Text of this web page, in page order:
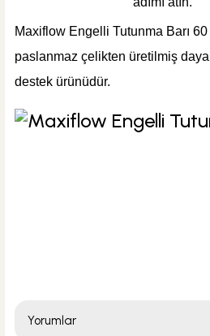
Maxiflow Engelli Tutunma Barı 60
paslanmaz çelikten üretilmiş
destek ürünüdür.
Yorumlar